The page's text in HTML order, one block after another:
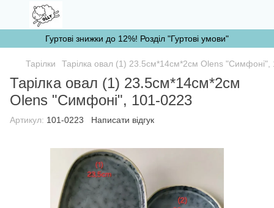
Гуртові знижки до 12%! Розділ "Гуртові умови"
Тарілки Тарілка овал (1) 23.5см*14см*2см Olens "Симфоні",
Тарілка овал (1) 23.5см*14см*2см
Olens "Симфоні", 101-0223
Артикул: 101-0223 Написати відгук